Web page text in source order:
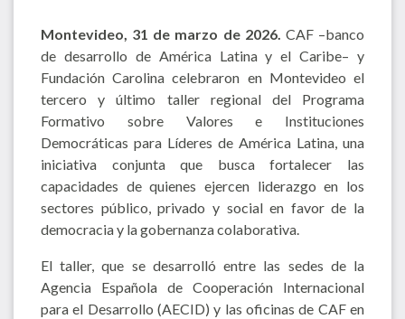
Montevideo, 31 de marzo de 2026. CAF –banco
de desarrollo de América Latina y el Caribe– y
Fundación Carolina celebraron en Montevideo el
tercero y último taller regional del Programa
Formativo sobre Valores e Instituciones
Democráticas para Líderes de América Latina, una
iniciativa conjunta que busca fortalecer las
capacidades de quienes ejercen liderazgo en los
sectores público, privado y social en favor de la
democracia y la gobernanza colaborativa.
El taller, que se desarrolló entre las sedes de la
Agencia Española de Cooperación Internacional
para el Desarrollo (AECID) y las oficinas de CAF en